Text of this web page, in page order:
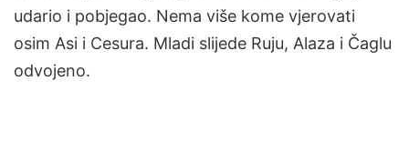
udario i pobjegao. Nema više kome vjerovati
osim Asi i Cesura. Mladi slijede Ruju, Alaza i Čaglu
odvojeno.